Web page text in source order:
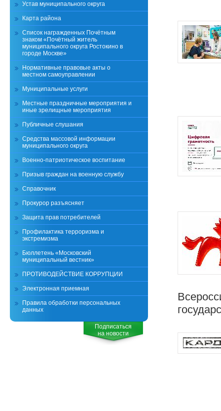
Устав муниципального округа
Карта района
Список награжденных Почётным
знаком «Почётный житель
муниципального округа Ростокино в
городе Москве»
Нормативные правовые акты о
местном самоуправлении
Муниципальные услуги
Местные праздничные мероприятия и
иные зрелищные мероприятия
Публичные слушания
Средства массовой информации
муниципального округа
Военно-патриотическое воспитание
Призыв граждан на военную службу
Справочник
Прокурор разъясняет
Защита прав потребителей
Профилактика терроризма и
экстремизма
Бюллетень «Московский
муниципальный вестник»
ПРОТИВОДЕЙСТВИЕ КОРРУПЦИИ
Электронная приемная
Правила обработки персональных
данных
Подписаться
на новости